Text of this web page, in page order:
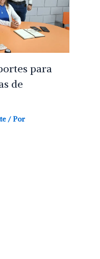
para
de
/ Por